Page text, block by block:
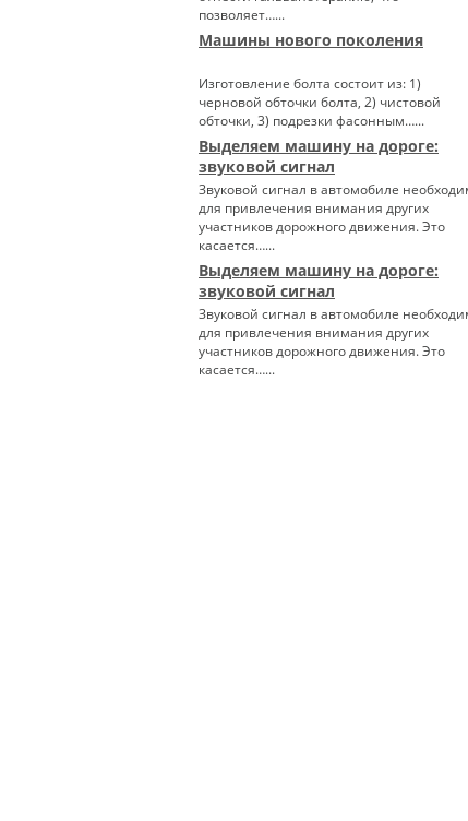
позволяет…...
Машины нового поколения
Изготовление болта состоит из: 1)
черновой обточки болта, 2) чистовой
обточки, 3) подрезки фасонным…...
Выделяем машину на дороге:
звуковой сигнал
Звуковой сигнал в автомобиле
для привлечения внимания других
участников дорожного движения. Это
касается…...
Выделяем машину на дороге:
звуковой сигнал
Звуковой сигнал в автомобиле
для привлечения внимания других
участников дорожного движения. Это
касается…...